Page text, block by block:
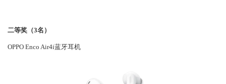
二等奖（3名）
OPPO Enco Air4i蓝牙耳机